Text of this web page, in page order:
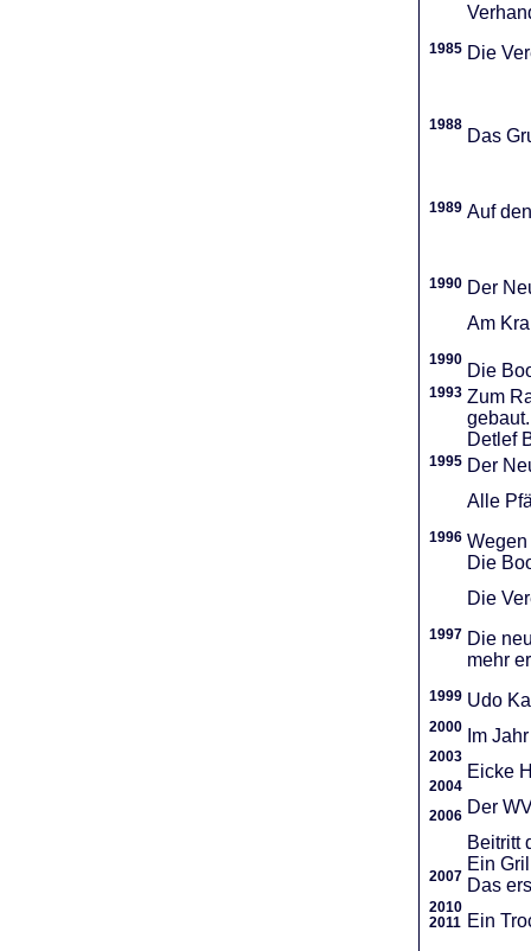
1985 Die
1988
Das
1989 Auf
1990 Der
Am
1990
Die
1993 Zum
gebaut.
Detlef
1995 Der
Alle
1996
Die
Die
1997 Die
mehr
1999
2000
2003
2004
2006
2007
2010
2011
Udo
Im
Eicke
Der
Beitritt
Ein
Das
Ein